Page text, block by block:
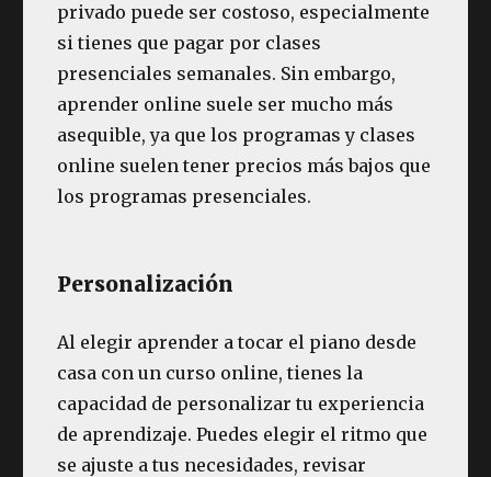
privado puede ser costoso, especialmente
si tienes que pagar por clases
presenciales semanales. Sin embargo,
aprender online suele ser mucho más
asequible, ya que los programas y clases
online suelen tener precios más bajos que
los programas presenciales.
Personalización
Al elegir aprender a tocar el piano desde
casa con un curso online, tienes la
capacidad de personalizar tu experiencia
de aprendizaje. Puedes elegir el ritmo que
se ajuste a tus necesidades, revisar